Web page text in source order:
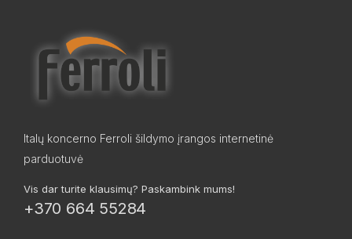
Italų koncerno Ferroli šildymo įrangos internetinė
parduotuvė
Vis dar turite klausimų? Paskambink mums!
+370 664 55284